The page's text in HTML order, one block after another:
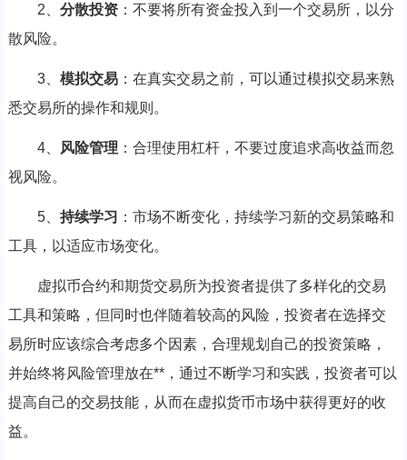
2、 分散投资：不要将所有资金投入到一个交易所，以分
散风险。
3、 模拟交易：在真实交易之前，可以通过模拟交易来熟
悉交易所的操作和规则。
4、 风险管理 ：合理使用杠杆，不要过度追求高收益而忽
视风险。
5、 持续学习 ：市场不断变化，持续学习新的交易策略和
工具，以适应市场变化。
虚拟币合约和期货交易所为投资者提供了多样化的交易
工具和策略，但同时也伴随着较高的风险，投资者在选择交
易所时应该综合考虑多个因素，合理规划自己的投资策略，
并始终将风险管理放在**，通过不断学习和实践，投资者可以
提高自己的交易技能，从而在虚拟货币市场中获得更好的收
益。